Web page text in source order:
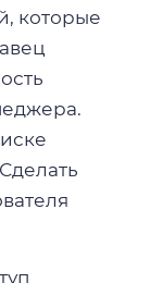
которые